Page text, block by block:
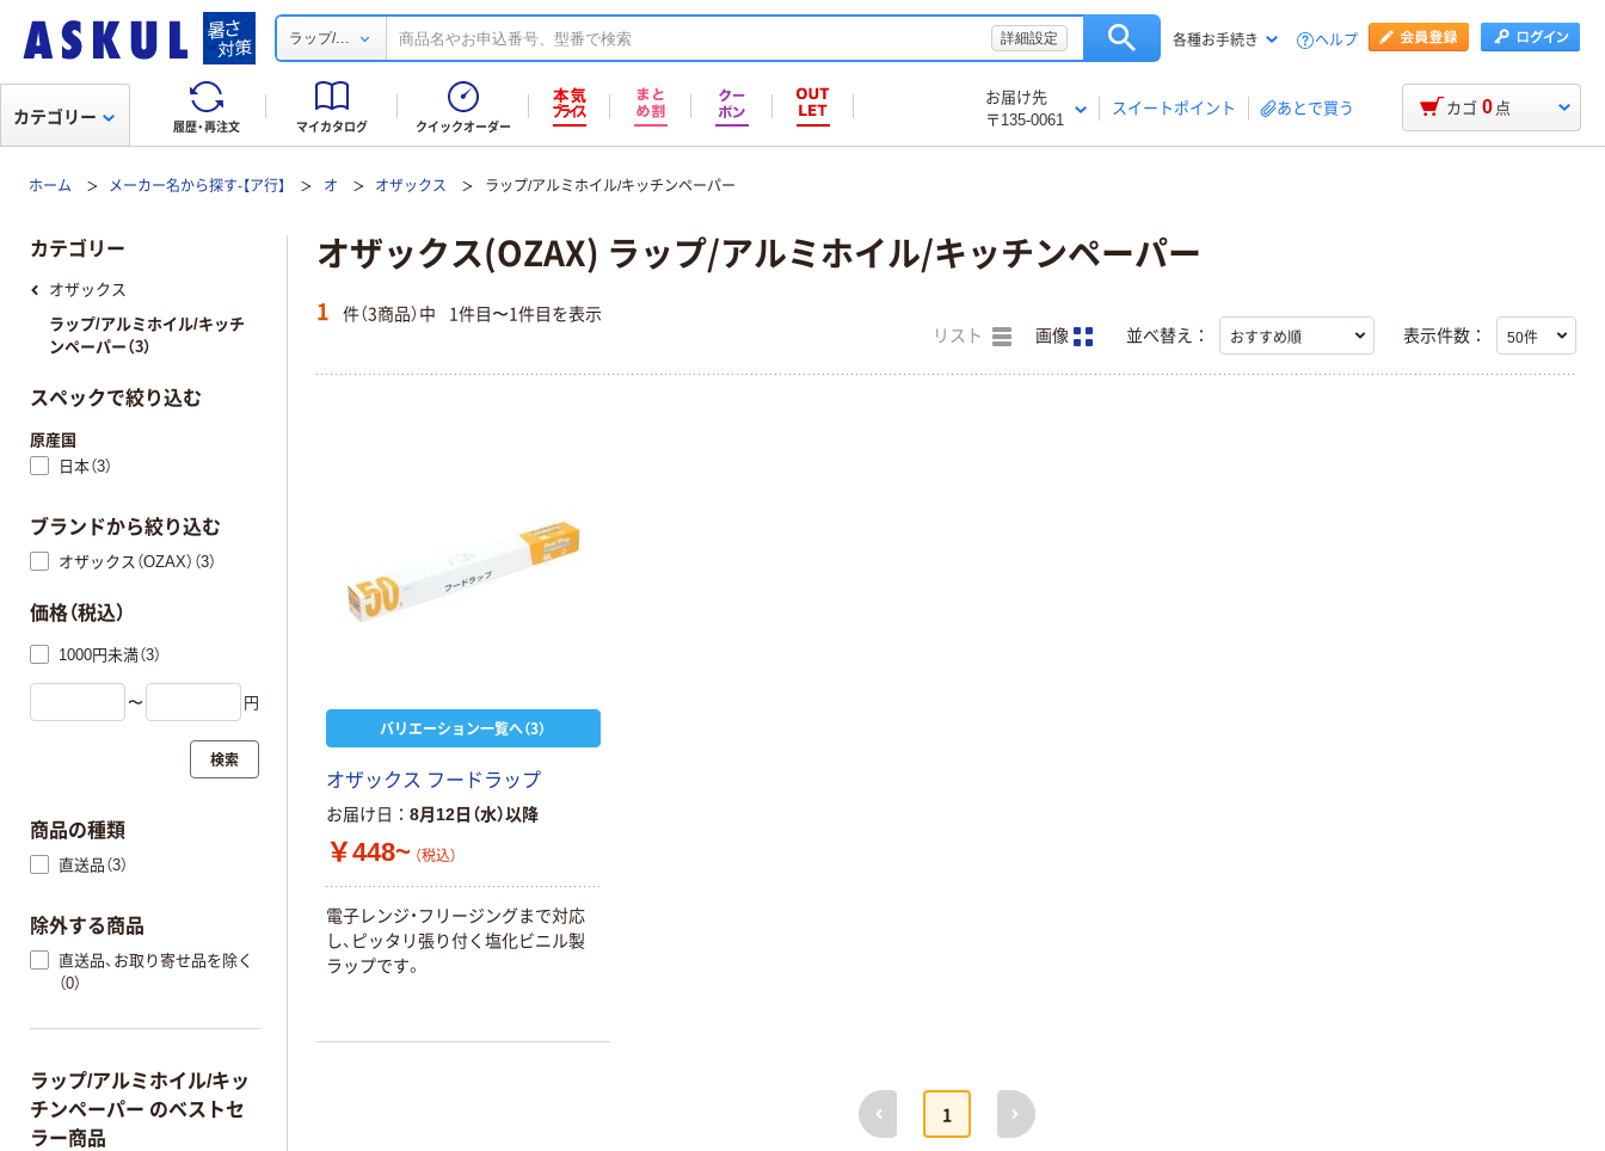
ラップ/... 詳細設定 各種お手続き ヘルプ
履歴・再注文 マイカタログ クイックオーダー
お届け先
〒135-0061
スイートポイント あとで買う
カテゴリー カゴ 0 点
ホーム メーカー名から探す-【ア行】 オ オザックス ラップ/アルミホイル/キッチンペーパー
オザックス(OZAX) ラップ/アルミホイル/キッチンペーパー
1 件（3商品）中 1件目〜1件目を表示
リスト 画像 並べ替え： 表示件数：
バリエーション一覧へ（3）
オザックス フードラップ
お届け日 8月12日（水）以降
￥448~ （税込）
電子レンジ・フリージングまで対応
し、ピッタリ張り付く塩化ビニル製
ラップです。
前へ
1
次へ
カテゴリー
オザックス
ラップ/アルミホイル/キッチ
ンペーパー（3）
スペックで絞り込む
原産国
日本（3）
ブランドから絞り込む
オザックス（OZAX）（3）
価格（税込）
1000円未満（3）
〜 円
検索
商品の種類
直送品（3）
除外する商品
直送品、お取り寄せ品を除く
（0）
ラップ/アルミホイル/キッ
チンペーパー のベストセ
ラー商品